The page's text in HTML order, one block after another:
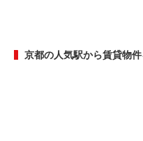
京都の人気駅から賃貸物